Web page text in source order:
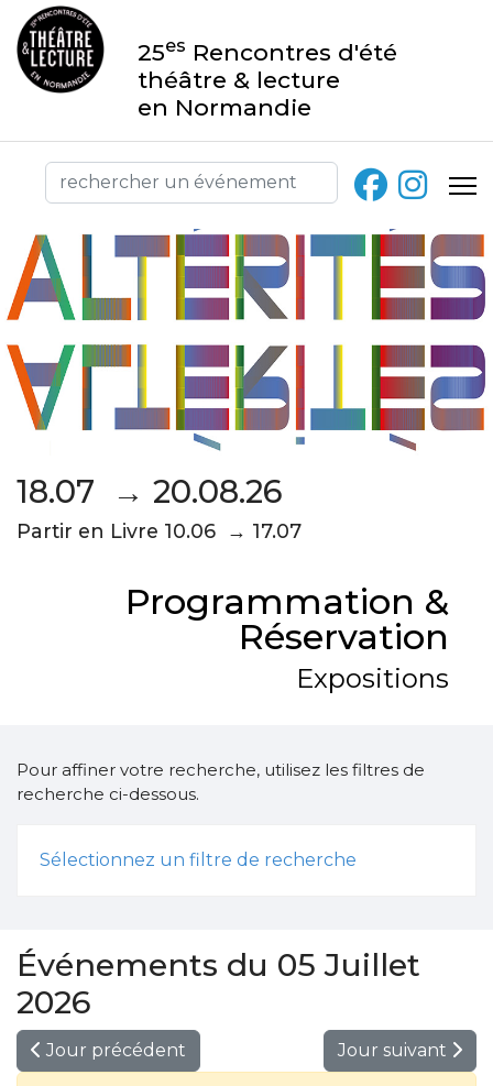
25es Rencontres d'été
théâtre & lecture
en Normandie
18.07 → 20.08.26
Partir en Livre 10.06 → 17.07
Programmation &
Réservation
Expositions
Pour affiner votre recherche, utilisez les filtres de
recherche ci-dessous.
Sélectionnez un filtre de recherche
Événements du 05 Juillet
2026
Jour précédent Jour suivant